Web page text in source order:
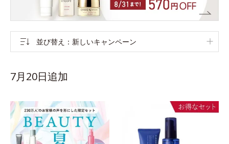
並び替え 新しいキャンペーン
7月20日追加